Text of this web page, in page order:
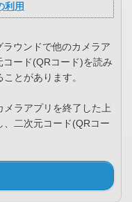
利用
ウンドで他のカメラア
ード(QRコード)を読み
とがあります。
ラアプリを終了した上
、二次元コード(QRコー